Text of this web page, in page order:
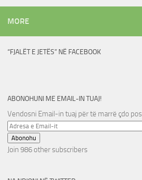
MORE
“FJALËT E JETËS” NË FACEBOOK
ABONOHUNI ME EMAIL-IN TUAJ!
Vendosni Email-in tuaj për të marrë çdo
Adresa
e
Email-
Abonohu
Join 986 other subscribers